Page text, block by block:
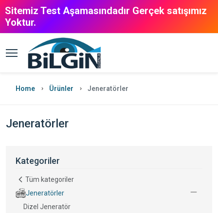
Sitemiz Test Aşamasındadır Gerçek satışımız
Yoktur.
Home Ürünler Jeneratörler
Jeneratörler
Kategoriler
Tüm kategoriler
Jeneratörler
Dizel Jeneratör